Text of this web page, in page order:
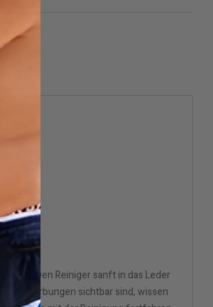
Den Reiniger sanft in das Leder
Verfärbungen sichtbar sind, wissen